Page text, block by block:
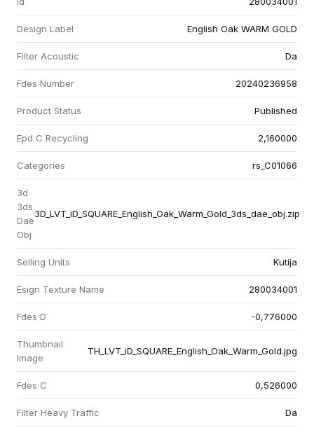
Design Label English Oak WARM GOLD
Filter Acoustic Da
Fdes Number 20240236958
Product Status Published
Epd C Recycling 2,160000
Categories rs_C01066
3d
3ds
Dae
Obj
3D_LVT_iD_SQUARE_English_Oak_Warm_Gold_3ds_dae_obj.zip
Selling Units Kutija
Esign Texture Name 280034001
Fdes D -0,776000
Thumbnail
Image
TH_LVT_iD_SQUARE_English_Oak_Warm_Gold.jpg
Fdes C 0,526000
Filter Heavy Traffic Da